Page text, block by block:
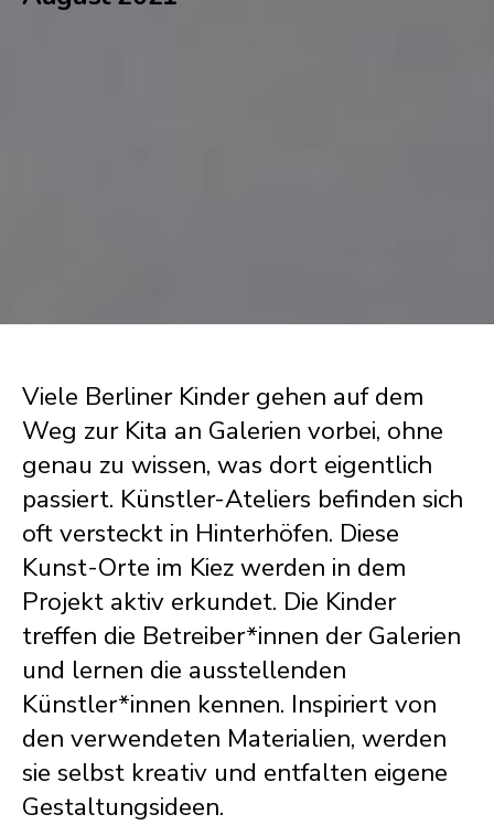
Viele Berliner Kinder gehen auf dem
Weg zur Kita an Galerien vorbei, ohne
genau zu wissen, was dort eigentlich
passiert. Künstler-Ateliers befinden sich
oft versteckt in Hinterhöfen. Diese
Kunst-Orte im Kiez werden in dem
Projekt aktiv erkundet. Die Kinder
treffen die Betreiber*innen der Galerien
und lernen die ausstellenden
Künstler*innen kennen. Inspiriert von
den verwendeten Materialien, werden
sie selbst kreativ und entfalten eigene
Gestaltungsideen.